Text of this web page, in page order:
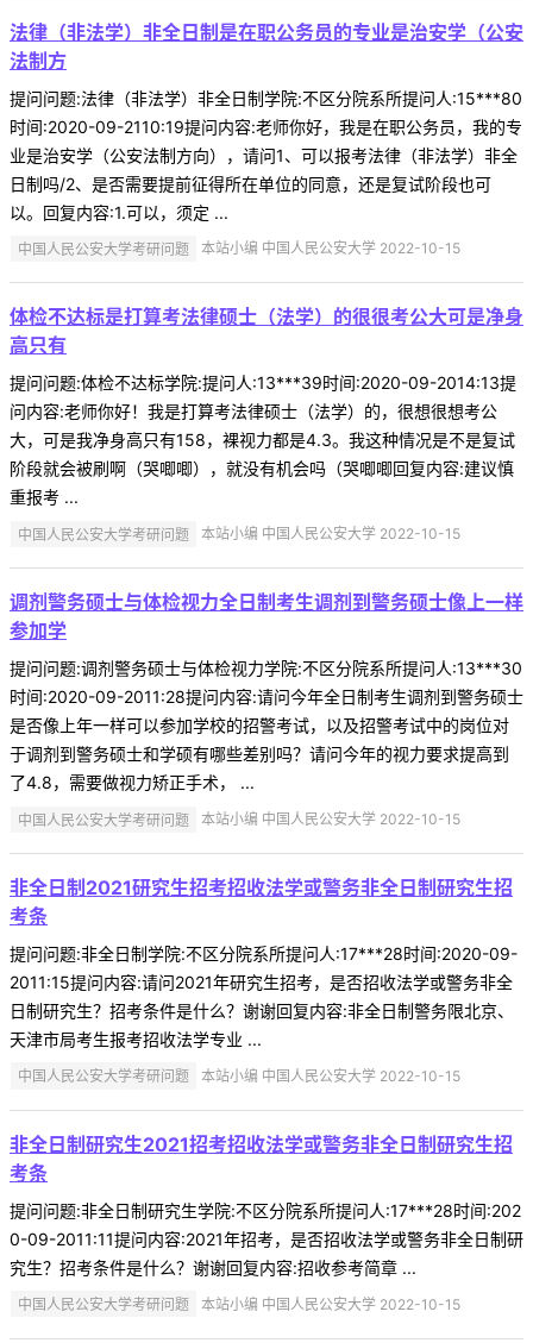
法律（非法学）非全日制是在职公务员的专业是治安学（公安
法制方
提问问题:法律（非法学）非全日制学院:不区分院系所提问人:15***80
时间:2020-09-2110:19提问内容:老师你好，我是在职公务员，我的专
业是治安学（公安法制方向），请问1、可以报考法律（非法学）非全
日制吗/2、是否需要提前征得所在单位的同意，还是复试阶段也可
以。回复内容:1.可以，须定 ...
中国人民公安大学考研问题 本站小编 中国人民公安大学 2022-10-15
体检不达标是打算考法律硕士（法学）的很很考公大可是净身
高只有
提问问题:体检不达标学院:提问人:13***39时间:2020-09-2014:13提
问内容:老师你好！我是打算考法律硕士（法学）的，很想很想考公
大，可是我净身高只有158，裸视力都是4.3。我这种情况是不是复试
阶段就会被刷啊（哭唧唧），就没有机会吗（哭唧唧回复内容:建议慎
重报考 ...
中国人民公安大学考研问题 本站小编 中国人民公安大学 2022-10-15
调剂警务硕士与体检视力全日制考生调剂到警务硕士像上一样
参加学
提问问题:调剂警务硕士与体检视力学院:不区分院系所提问人:13***30
时间:2020-09-2011:28提问内容:请问今年全日制考生调剂到警务硕士
是否像上年一样可以参加学校的招警考试，以及招警考试中的岗位对
于调剂到警务硕士和学硕有哪些差别吗？请问今年的视力要求提高到
了4.8，需要做视力矫正手术， ...
中国人民公安大学考研问题 本站小编 中国人民公安大学 2022-10-15
非全日制2021研究生招考招收法学或警务非全日制研究生招
考条
提问问题:非全日制学院:不区分院系所提问人:17***28时间:2020-09-
2011:15提问内容:请问2021年研究生招考，是否招收法学或警务非全
日制研究生？招考条件是什么？谢谢回复内容:非全日制警务限北京、
天津市局考生报考招收法学专业 ...
中国人民公安大学考研问题 本站小编 中国人民公安大学 2022-10-15
非全日制研究生2021招考招收法学或警务非全日制研究生招
考条
提问问题:非全日制研究生学院:不区分院系所提问人:17***28时间:202
0-09-2011:11提问内容:2021年招考，是否招收法学或警务非全日制研
究生？招考条件是什么？谢谢回复内容:招收参考简章 ...
中国人民公安大学考研问题 本站小编 中国人民公安大学 2022-10-15